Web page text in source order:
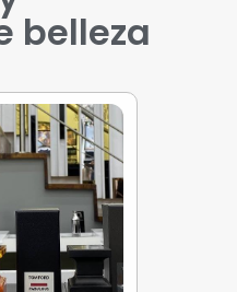
belleza